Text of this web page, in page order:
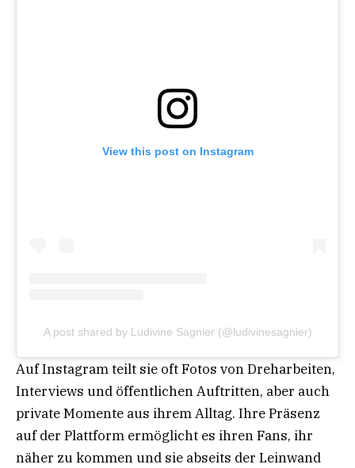
View this post on Instagram
A post shared by Ludivine Sagnier (@ludivinesagnier)
Auf Instagram teilt sie oft Fotos von Dreharbeiten,
Interviews und öffentlichen Auftritten, aber auch
private Momente aus ihrem Alltag. Ihre Präsenz
auf der Plattform ermöglicht es ihren Fans, ihr
näher zu kommen und sie abseits der Leinwand